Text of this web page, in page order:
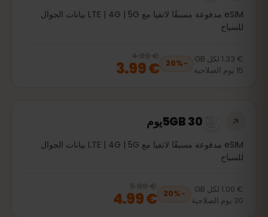
eSIM مدفوعة مسبقًا لاتفيا مع LTE | 4G | 5G بيانات الجوال
للسياح
€ 1.33 لكل GB
15 يوم الصلاحية
−
20%
20% off, was
€ 3.99 € 4.99
€ 3.99
5GB 30يوم
eSIM مدفوعة مسبقًا لاتفيا مع LTE | 4G | 5G بيانات الجوال
للسياح
€ 1.00 لكل GB
30 يوم الصلاحية
−
20%
20% off, was
€ 4.99 € 5.99
€ 4.99